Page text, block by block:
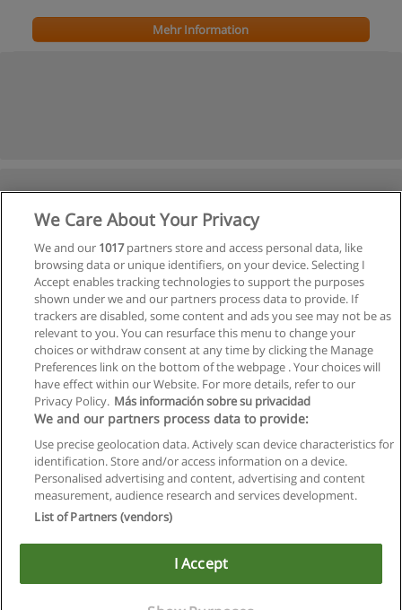
Mehr Information
Allgemeinen geschäftsbedingungen
Datenschutzpolitik
Copyright © Educaedu Business S.L. - CIF : B-95610580: -
www.educaedu.at
We Care About Your Privacy
We and our 1017partners store and access personal data, like
browsing data or unique identifiers, on your device. Selecting I
Accept enables tracking technologies to support the purposes
shown under we and our partners process data to provide. If
trackers are disabled, some content and ads you see may not be as
relevant to you. You can resurface this menu to change your
choices or withdraw consent at any time by clicking the Manage
Preferences link on the bottom of the webpage . Your choices will
have effect within our Website. For more details, refer to our
Privacy Policy. Más información sobre su privacidad
We and our partners process data to provide:
Use precise geolocation data. Actively scan device characteristics for
identification. Store and/or access information on a device.
Personalised advertising and content, advertising and content
measurement, audience research and services development.
List of Partners (vendors)
I Accept